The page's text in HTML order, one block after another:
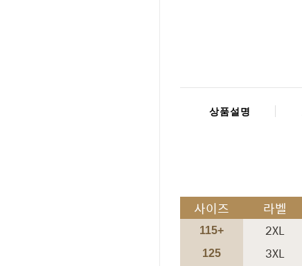
상품설명
사이즈 라벨
115+ 2XL
125 3XL